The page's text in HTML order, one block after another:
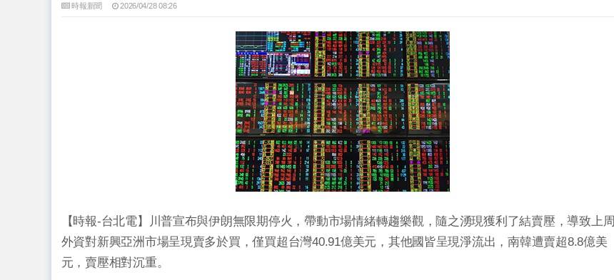
時報新聞 2026/04/28 08:26
【時報-台北電】川普宣布與伊朗無限期停火，帶動市場情緒轉趨樂觀，隨之湧現獲利了結賣壓，導致上周
外資對新興亞洲市場呈現賣多於買，僅買超台灣40.91億美元，其他國皆呈現淨流出，南韓遭賣超8.8億美
元，賣壓相對沉重。